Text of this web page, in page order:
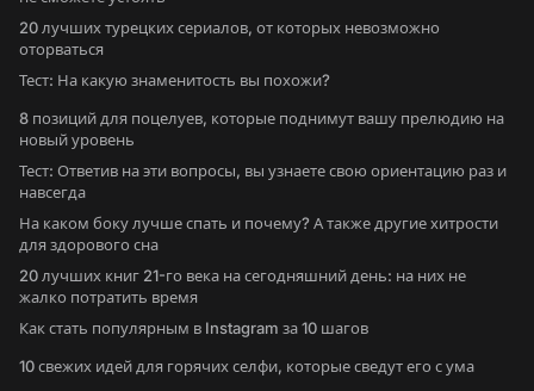
20 лучших турецких сериалов, от которых невозможно
оторваться
Тест: На какую знаменитость вы похожи?
8 позиций для поцелуев, которые поднимут вашу прелюдию на
новый уровень
Тест: Ответив на эти вопросы, вы узнаете свою ориентацию раз и
навсегда
На каком боку лучше спать и почему? А также другие хитрости
для здорового сна
20 лучших книг 21-го века на сегодняшний день: на них не
жалко потратить время
Как стать популярным в Instagram за 10 шагов
10 свежих идей для горячих селфи, которые сведут его с ума